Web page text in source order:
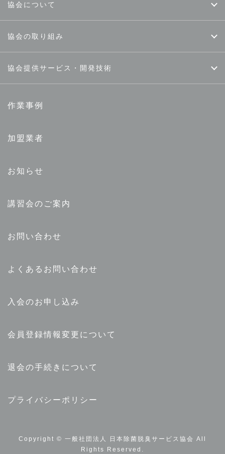
協会について
協会の取り組み
協会提供サービス・開発技術
作業事例
加盟業者
お知らせ
講習会のご案内
お問い合わせ
よくあるお問い合わせ
入会のお申し込み
会員登録情報変更について
退会の手続きについて
プライバシーポリシー
Copyright © 一般社団法人 日本除菌脱臭サービス協会 All
Rights Reserved.